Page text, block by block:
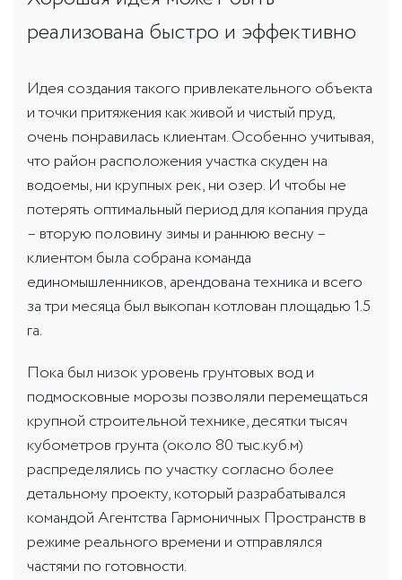
реализована быстро и эффективно
Идея создания такого привлекательного объекта
и точки притяжения как живой и чистый пруд,
очень понравилась клиентам. Особенно учитывая,
что район расположения участка скуден на
водоемы, ни крупных рек, ни озер. И чтобы не
потерять оптимальный период для копания пруда
– вторую половину зимы и раннюю весну –
клиентом была собрана команда
единомышленников, арендована техника и всего
за три месяца был выкопан котлован площадью 1.5
га.
Пока был низок уровень грунтовых вод и
подмосковные морозы позволяли перемещаться
крупной строительной технике, десятки тысяч
кубометров грунта (около 80 тыс.куб.м)
распределялись по участку согласно более
детальному проекту, который разрабатывался
командой Агентства Гармоничных Пространств в
режиме реального времени и отправлялся
частями по готовности.